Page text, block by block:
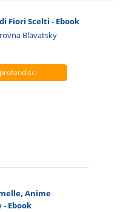
Fiori Scelti - Ebook
Blavatsky
Anime
- Ebook